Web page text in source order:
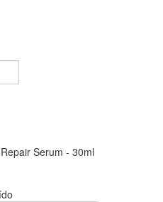
Serum - 30ml